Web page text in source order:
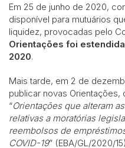
Em 25 de junho de 2020,
disponível para mutuários
liquidez, provocadas pelo
Orientações foi
2020.
Mais tarde, em 2 de
publicar novas
“Orientações que alteram
relativas a moratórias
reembolsos de
COVID-19” (EBA/GL/2020/